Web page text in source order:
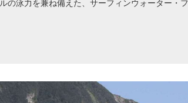
の泳力を兼ね備えた、サーフィンウォーター・フ